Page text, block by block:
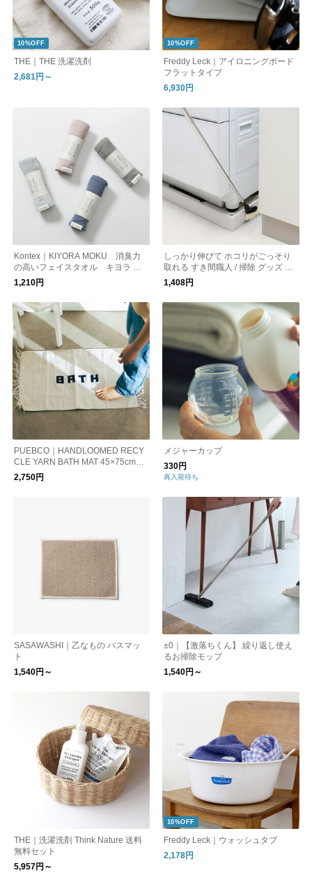
10%OFF
THE｜THE 洗濯洗剤
2,681円～
10%OFF
Freddy Leck｜アイロニングボード
フラットタイプ
6,930円
Kontex｜KIYORA MOKU 消臭力
の高いフェイスタオル キヨラ モ
ク kurashisha
1,210円
しっかり伸びて ホコリがごっそり
取れる すき間職人 / 掃除 グッズ ブ
ラシ モップ
1,408円
PUEBCO｜HANDLOOMED RECY
CLE YARN BATH MAT 45︎×75cm
（バスマット）
2,750円
メジャーカップ
330円
再入荷待ち
SASAWASHI｜乙なもの バスマッ
ト
1,540円～
±0｜【激落ちくん】 繰り返し使え
るお掃除モップ
1,540円～
THE｜洗濯洗剤 Think Nature 送料
無料セット
5,957円～
10%OFF
Freddy Leck｜ウォッシュタブ
2,178円